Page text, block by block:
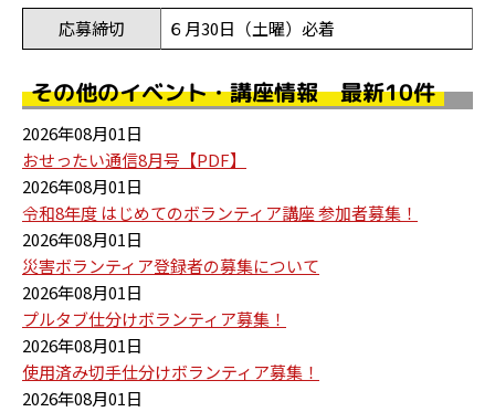
応募締切
６月30日（土曜）必着
その他のイベント・講座情報 最新10件
2026年08月01日
おせったい通信8月号【PDF】
2026年08月01日
令和8年度 はじめてのボランティア講座 参加者募集！
2026年08月01日
災害ボランティア登録者の募集について
2026年08月01日
プルタブ仕分けボランティア募集！
2026年08月01日
使用済み切手仕分けボランティア募集！
2026年08月01日